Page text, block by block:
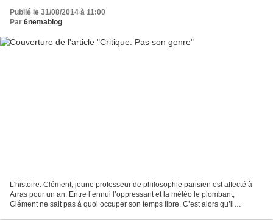
Publié le 31/08/2014 à 11:00
Par 6nemablog
L'histoire: Clément, jeune professeur de philosophie parisien est affecté à
Arras pour un an. Entre l’ennui l’oppressant et la météo le plombant,
Clément ne sait pas à quoi occuper son temps libre. C’est alors qu’il